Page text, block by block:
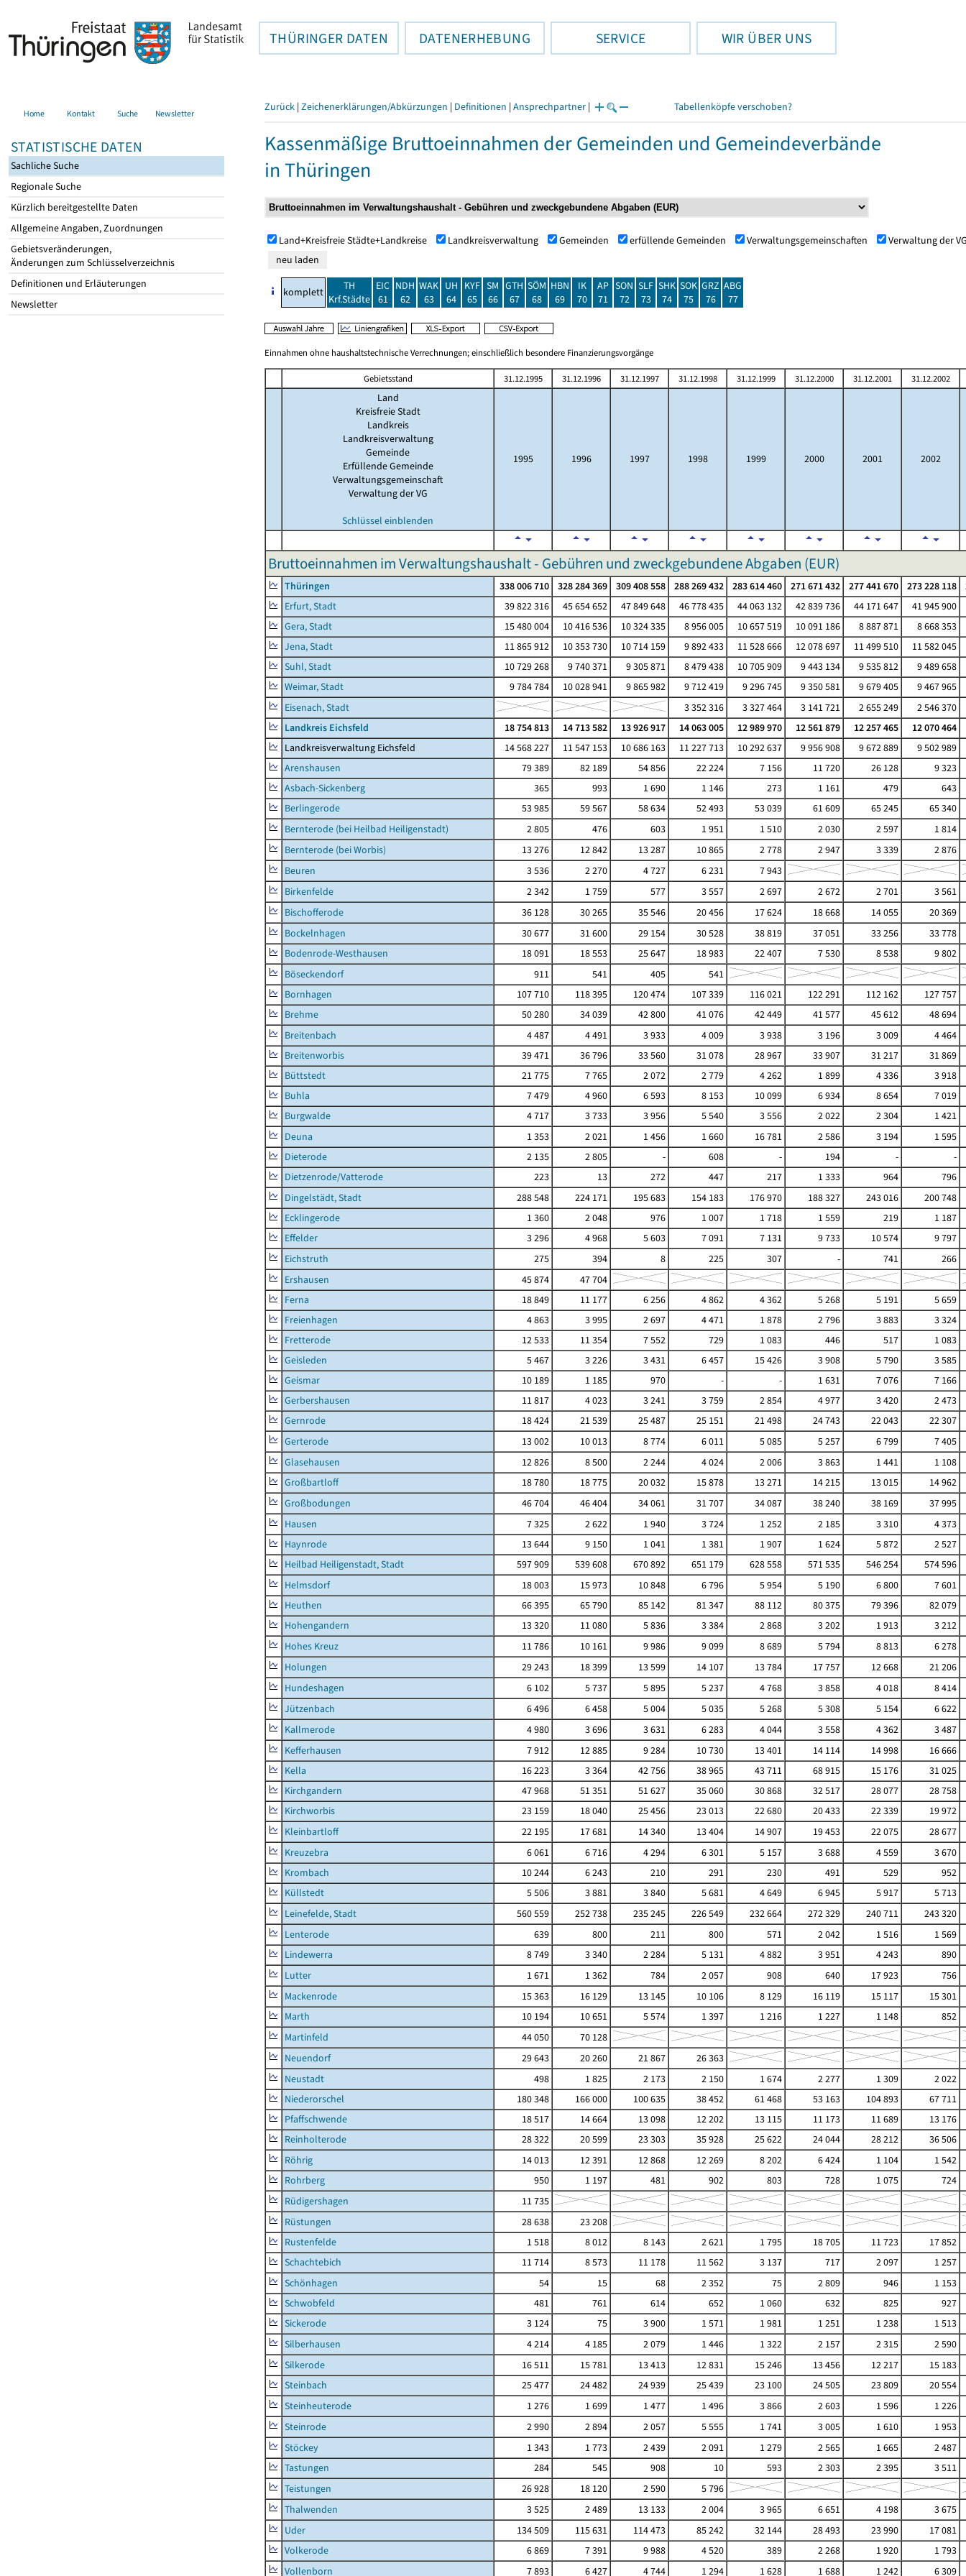
THÜRINGER DATEN DATENERHEBUNG SERVICE WIR ÜBER UNS
Home Kontakt Suche Newsletter
STATISTISCHE DATEN
Sachliche Suche
Regionale Suche
Kürzlich bereitgestellte Daten
Allgemeine Angaben, Zuordnungen
Gebietsveränderungen,
Änderungen zum Schlüsselverzeichnis
Definitionen und Erläuterungen
Newsletter
Zurück | Zeichenerklärungen/Abkürzungen | Definitionen | Ansprechpartner | Tabellenköpfe verschoben?
Kassenmäßige Bruttoeinnahmen der Gemeinden und Gemeindeverbände
in Thüringen
Land+Kreisfreie Städte+Landkreise Landkreisverwaltung Gemeinden erfüllende Gemeinden Verwaltungsgemeinschaften Verwaltung der
komplett
TH
Krf.Städte
EIC
61
NDH
62
WAK
63
UH
64
KYF
65
SM
66
GTH
67
SÖM
68
HBN
69
IK
70
AP
71
SON
72
SLF
73
SHK
74
SOK
75
GRZ
76
ABG
77
Einnahmen ohne haushaltstechnische Verrechnungen; einschließlich besondere Finanzierungsvorgänge
Gebietsstand 31.12.1995 31.12.1996 31.12.1997 31.12.1998 31.12.1999 31.12.2000 31.12.2001 31.12.2002
Land
Kreisfreie Stadt
Landkreis
Landkreisverwaltung
Gemeinde
Erfüllende Gemeinde
Verwaltungsgemeinschaft
Verwaltung der VG
Schlüssel einblenden
1995 1996 1997 1998 1999 2000 2001 2002
Bruttoeinnahmen im Verwaltungshaushalt - Gebühren und zweckgebundene Abgaben (EUR)
Thüringen 338 006 710 328 284 369 309 408 558 288 269 432 283 614 460 271 671 432 277 441 670 273 228 118
Erfurt, Stadt
39 822 316 45 654 652 47 849 648 46 778 435 44 063 132 42 839 736 44 171 647
41 945 900
Gera, Stadt
15 480 004 10 416 536 10 324 335 8 956 005 10 657 519 10 091 186 8 887 871
8 668 353
Jena, Stadt
11 865 912 10 353 730 10 714 159 9 892 433 11 528 666 12 078 697 11 499 510
11 582 045
Suhl, Stadt
10 729 268 9 740 371 9 305 871 8 479 438 10 705 909 9 443 134 9 535 812
9 489 658
Weimar, Stadt
9 784 784 10 028 941 9 865 982 9 712 419 9 296 745 9 350 581 9 679 405
9 467 965
Eisenach, Stadt
3 352 316 3 327 464 3 141 721 2 655 249
2 546 370
Landkreis Eichsfeld
18 754 813 14 713 582 13 926 917 14 063 005 12 989 970 12 561 879 12 257 465
12 070 464
Landkreisverwaltung Eichsfeld
14 568 227 11 547 153 10 686 163 11 227 713 10 292 637 9 956 908 9 672 889
9 502 989
Arenshausen
79 389 82 189 54 856 22 224 7 156 11 720 26 128
9 323
Asbach-Sickenberg
365 993 1 690 1 146 273 1 161 479
643
Berlingerode
53 985 59 567 58 634 52 493 53 039 61 609 65 245
65 340
Bernterode (bei Heilbad Heiligenstadt)
2 805 476 603 1 951 1 510 2 030 2 597
1 814
Bernterode (bei Worbis)
13 276 12 842 13 287 10 865 2 778 2 947 3 339
2 876
Beuren
3 536 2 270 4 727 6 231
7 943
Birkenfelde
2 342 1 759 577 3 557 2 697 2 672 2 701
3 561
Bischofferode
36 128 30 265 35 546 20 456 17 624 18 668 14 055
20 369
Bockelnhagen
30 677 31 600 29 154 30 528 38 819 37 051 33 256
33 778
Bodenrode-Westhausen
18 091 18 553 25 647 18 983 22 407 7 530 8 538
9 802
Böseckendorf
911 541 405
541
Bornhagen
107 710 118 395 120 474 107 339 116 021 122 291 112 162
127 757
Brehme
50 280 34 039 42 800 41 076 42 449 41 577 45 612
48 694
Breitenbach
4 487 4 491 3 933 4 009 3 938 3 196 3 009
4 464
Breitenworbis
39 471 36 796 33 560 31 078 28 967 33 907 31 217
31 869
Büttstedt
21 775 7 765 2 072 2 779 4 262 1 899 4 336
3 918
Buhla
7 479 4 960 6 593 8 153 10 099 6 934 8 654
7 019
Burgwalde
4 717 3 733 3 956 5 540 3 556 2 022 2 304
1 421
Deuna
1 353 2 021 1 456 1 660 16 781 2 586 3 194
1 595
Dieterode
2 135 2 805 - 608 - 194 -
-
Dietzenrode/Vatterode
223 13 272 447 217 1 333 964
796
Dingelstädt, Stadt
288 548 224 171 195 683 154 183 176 970 188 327 243 016
200 748
Ecklingerode
1 360 2 048 976 1 007 1 718 1 559 219
1 187
Effelder
3 296 4 968 5 603 7 091 7 131 9 733 10 574
9 797
Eichstruth
275 394 8 225 307 - 741
266
Ershausen
45 874
47 704
Ferna
18 849 11 177 6 256 4 862 4 362 5 268 5 191
5 659
Freienhagen
4 863 3 995 2 697 4 471 1 878 2 796 3 883
3 324
Fretterode
12 533 11 354 7 552 729 1 083 446 517
1 083
Geisleden
5 467 3 226 3 431 6 457 15 426 3 908 5 790
3 585
Geismar
10 189 1 185 970 - - 1 631 7 076
7 166
Gerbershausen
11 817 4 023 3 241 3 759 2 854 4 977 3 420
2 473
Gernrode
18 424 21 539 25 487 25 151 21 498 24 743 22 043
22 307
Gerterode
13 002 10 013 8 774 6 011 5 085 5 257 6 799
7 405
Glasehausen
12 826 8 500 2 244 4 024 2 006 3 863 1 441
1 108
Großbartloff
18 780 18 775 20 032 15 878 13 271 14 215 13 015
14 962
Großbodungen
46 704 46 404 34 061 31 707 34 087 38 240 38 169
37 995
Hausen
7 325 2 622 1 940 3 724 1 252 2 185 3 310
4 373
Haynrode
13 644 9 150 1 041 1 381 1 907 1 624 5 872
2 527
Heilbad Heiligenstadt, Stadt
597 909 539 608 670 892 651 179 628 558 571 535 546 254
574 596
Helmsdorf
18 003 15 973 10 848 6 796 5 954 5 190 6 800
7 601
Heuthen
66 395 65 790 85 142 81 347 88 112 80 375 79 396
82 079
Hohengandern
13 320 11 080 5 836 3 384 2 868 3 202 1 913
3 212
Hohes Kreuz
11 786 10 161 9 986 9 099 8 689 5 794 8 813
6 278
Holungen
29 243 18 399 13 599 14 107 13 784 17 757 12 668
21 206
Hundeshagen
6 102 5 737 5 895 5 237 4 768 3 858 4 018
8 414
Jützenbach
6 496 6 458 5 004 5 035 5 268 5 308 5 154
6 622
Kallmerode
4 980 3 696 3 631 6 283 4 044 3 558 4 362
3 487
Kefferhausen
7 912 12 885 9 284 10 730 13 401 14 114 14 998
16 666
Kella
16 223 3 364 42 756 38 965 43 711 68 915 15 176
31 025
Kirchgandern
47 968 51 351 51 627 35 060 30 868 32 517 28 077
28 758
Kirchworbis
23 159 18 040 25 456 23 013 22 680 20 433 22 339
19 972
Kleinbartloff
22 195 17 681 14 340 13 404 14 907 19 453 22 075
28 677
Kreuzebra
6 061 6 716 4 294 6 301 5 157 3 688 4 559
3 670
Krombach
10 244 6 243 210 291 230 491 529
952
Küllstedt
5 506 3 881 3 840 5 681 4 649 6 945 5 917
5 713
Leinefelde, Stadt
560 559 252 738 235 245 226 549 232 664 272 329 240 711
243 320
Lenterode
639 800 211 800 571 2 042 1 516
1 569
Lindewerra
8 749 3 340 2 284 5 131 4 882 3 951 4 243
890
Lutter
1 671 1 362 784 2 057 908 640 17 923
756
Mackenrode
15 363 16 129 13 145 10 106 8 129 16 119 15 117
15 301
Marth
10 194 10 651 5 574 1 397 1 216 1 227 1 148
852
Martinfeld
44 050
70 128
Neuendorf
29 643 20 260 21 867
26 363
Neustadt
498 1 825 2 173 2 150 1 674 2 277 1 309
2 022
Niederorschel
180 348 166 000 100 635 38 452 61 468 53 163 104 893
67 711
Pfaffschwende
18 517 14 664 13 098 12 202 13 115 11 173 11 689
13 176
Reinholterode
28 322 20 599 23 303 35 928 25 622 24 044 28 212
36 506
Röhrig
14 013 12 391 12 868 12 269 8 202 6 424 1 104
1 542
Rohrberg
950 1 197 481 902 803 728 1 075
724
Rüdigershagen
11 735
Rüstungen
28 638
23 208
Rustenfelde
1 518 8 012 8 143 2 621 1 795 18 705 11 723
17 852
Schachtebich
11 714 8 573 11 178 11 562 3 137 717 2 097
1 257
Schönhagen
54 15 68 2 352 75 2 809 946
1 153
Schwobfeld
481 761 614 652 1 060 632 825
927
Sickerode
3 124 75 3 900 1 571 1 981 1 251 1 238
1 513
Silberhausen
4 214 4 185 2 079 1 446 1 322 2 157 2 315
2 590
Silkerode
16 511 15 781 13 413 12 831 15 246 13 456 12 217
15 183
Steinbach
25 477 24 482 24 939 25 439 23 100 24 505 23 809
20 554
Steinheuterode
1 276 1 699 1 477 1 496 3 866 2 603 1 596
1 226
Steinrode
2 990 2 894 2 057 5 555 1 741 3 005 1 610
1 953
Stöckey
1 343 1 773 2 439 2 091 1 279 2 565 1 665
2 487
Tastungen
284 545 908 10 593 2 303 2 395
3 511
Teistungen
26 928 18 120 2 590
5 796
Thalwenden
3 525 2 489 13 133 2 004 3 965 6 651 4 198
3 675
Uder
134 509 115 631 114 473 85 242 32 144 28 493 23 990
17 081
Volkerode
6 869 7 391 9 988 4 520 389 2 268 1 920
1 793
Vollenborn
7 893 6 427 4 744 1 294 1 628 1 688 1 242 6 309